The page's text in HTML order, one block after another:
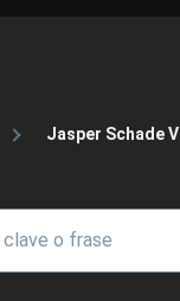
enlaces
Jasper Schade